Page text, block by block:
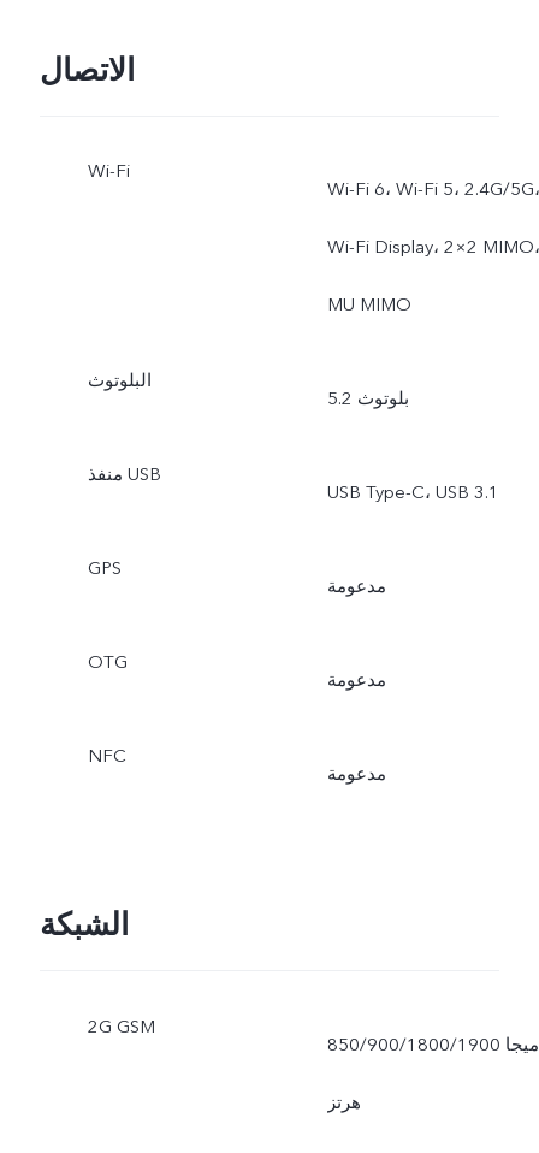
الاتصال
Wi-Fi
Wi-Fi 6، Wi-Fi 5، 2.4G/5G،
Wi-Fi Display، 2×2 MIMO،
MU MIMO
البلوتوث
بلوتوث 5.2
منفذ USB
USB Type-C، USB 3.1
GPS
مدعومة
OTG
مدعومة
NFC
مدعومة
الشبكة
2G GSM
850/900/1800/1900 ميجا
هرتز